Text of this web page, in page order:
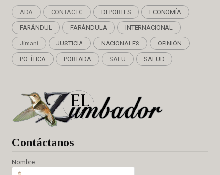
ADA CONTACTO DEPORTES ECONOMÍA
FARÁNDUL FARÁNDULA INTERNACIONAL
Jimani JUSTICIA NACIONALES OPINIÓN
POLÍTICA PORTADA SALU SALUD
Contáctanos
Nombre